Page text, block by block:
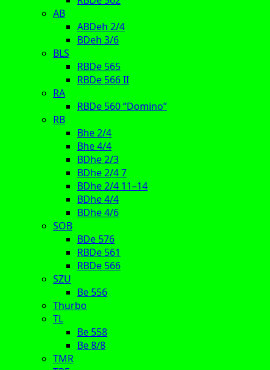
AB
ABDeh 2/4
BDeh 3/6
BLS
RBDe 565
RBDe 566 II
RA
RBDe 560 “Domino”
RB
Bhe 2/4
Bhe 4/4
BDhe 2/3
BDhe 2/4 7
BDhe 2/4 11–14
BDhe 4/4
BDhe 4/6
SOB
BDe 576
RBDe 561
RBDe 566
SZU
Be 556
Thurbo
TL
Be 558
Be 8/8
TMR